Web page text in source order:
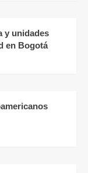
y unidades
en Bogotá